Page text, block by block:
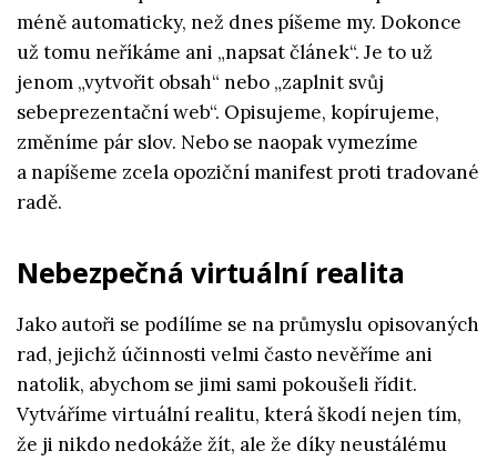
méně automaticky, než dnes píšeme my. Dokonce
už tomu neříkáme ani „napsat článek“. Je to už
jenom „vytvořit obsah“ nebo „zaplnit svůj
sebeprezentační web“. Opisujeme, kopírujeme,
změníme pár slov. Nebo se naopak vymezíme
a napíšeme zcela opoziční manifest proti tradované
radě.
Nebezpečná virtuální realita
Jako autoři se podílíme se na průmyslu opisovaných
rad, jejichž účinnosti velmi často nevěříme ani
natolik, abychom se jimi sami pokoušeli řídit.
Vytváříme virtuální realitu, která škodí nejen tím,
že ji nikdo nedokáže žít, ale že díky neustálému